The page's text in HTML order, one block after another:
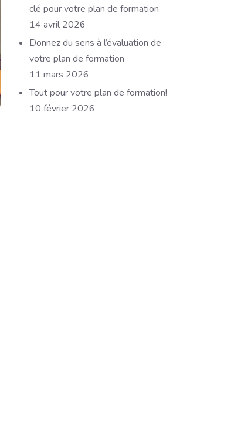
clé pour votre plan de formation
14 avril 2026
Donnez du sens à l’évaluation de
votre plan de formation
11 mars 2026
Tout pour votre plan de formation!
10 février 2026